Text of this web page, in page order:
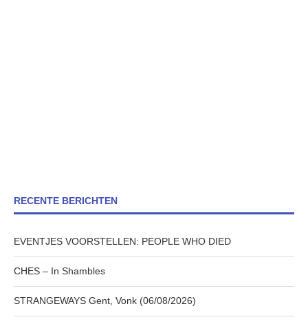
RECENTE BERICHTEN
EVENTJES VOORSTELLEN: PEOPLE WHO DIED
CHES – In Shambles
STRANGEWAYS Gent, Vonk (06/08/2026)